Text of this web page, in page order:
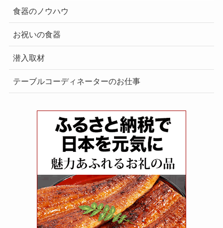
食器のノウハウ
お祝いの食器
潜入取材
テーブルコーディネーターのお仕事